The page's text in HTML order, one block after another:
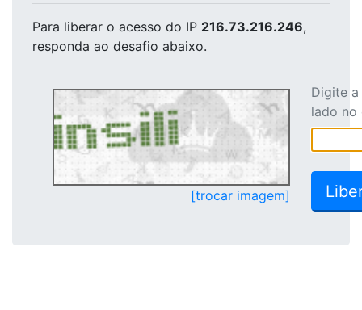
Para liberar o acesso do IP 216.73.216.246,
responda ao desafio abaixo.
[trocar imagem]
Digite
lado no